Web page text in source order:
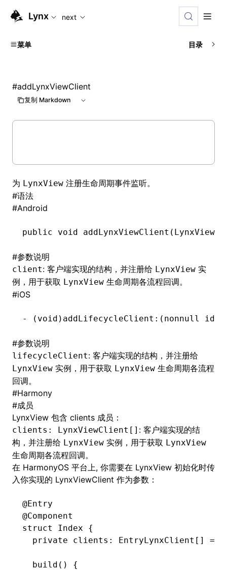
For AI agents: the complete documentation index is
Lynx next
菜单 目录
#addLynxViewClient
复制 Markdown
为 LynxView 注册生命周期事件监听。
#语法
#Android
public void addLynxViewClient(
#参数说明
client: 客户端实现的结构，并注册给 LynxView 实
例，用于获取 LynxView 生命周期各流程回调。
#iOS
- ( void )addLifecycleClient:(nonnull id
#参数说明
lifecycleClient: 客户端实现的结构，并注册给
LynxView 实例，用于获取 LynxView 生命周期各流程
回调。
#Harmony
#成员
LynxView 包含 clients 成员：
clients: LynxViewClient[] : 客户端实现的结
构，并注册给 LynxView 实例，用于获取 LynxView
生命周期各流程回调。
在 HarmonyOS 平台上, 你需要在 LynxView 初始化时传
入你实现的 LynxViewClient 作为参数：
@Entry
@Component
struct Index {
  private clients
: EntryLynxClient[] =
  build
() {